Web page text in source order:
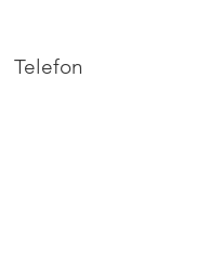
Telefon